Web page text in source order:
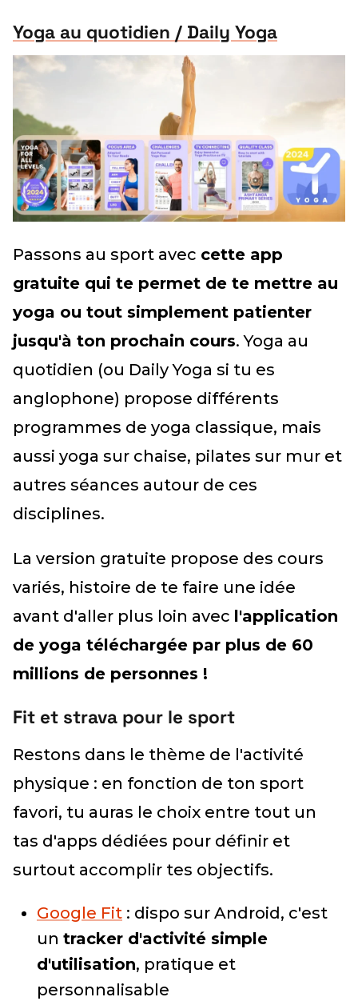
Yoga au quotidien / Daily Yoga
Passons au sport avec cette app
gratuite qui te permet de te mettre au
yoga ou tout simplement patienter
jusqu'à ton prochain cours. Yoga au
quotidien (ou Daily Yoga si tu es
anglophone) propose différents
programmes de yoga classique, mais
aussi yoga sur chaise, pilates sur mur et
autres séances autour de ces
disciplines.
La version gratuite propose des cours
variés, histoire de te faire une idée
avant d'aller plus loin avec l'application
de yoga téléchargée par plus de 60
millions de personnes !
Fit et strava pour le sport
Restons dans le thème de l'activité
physique : en fonction de ton sport
favori, tu auras le choix entre tout un
tas d'apps dédiées pour définir et
surtout accomplir tes objectifs.
Google Fit : dispo sur Android, c'est
un tracker d'activité simple
d'utilisation, pratique et
personnalisable